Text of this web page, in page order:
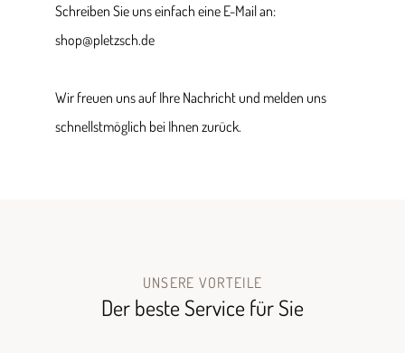
Schreiben Sie uns einfach eine E-Mail an:
shop@pletzsch.de
Wir freuen uns auf Ihre Nachricht und melden uns
schnellstmöglich bei Ihnen zurück.
UNSERE VORTEILE
Der beste Service für Sie